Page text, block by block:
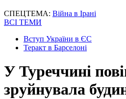
СПЕЦТЕМА: Війна в Ірані
ВСІ ТЕМИ
Вступ України в ЄС
Теракт в Барселоні
У Туреччині
зруйнувала